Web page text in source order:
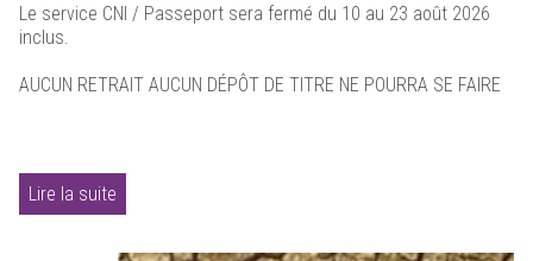
Le service CNI / Passeport sera fermé du 10 au 23 août 2026
inclus.
AUCUN RETRAIT AUCUN DÉPÔT DE TITRE NE POURRA SE FAIRE
Lire la suite